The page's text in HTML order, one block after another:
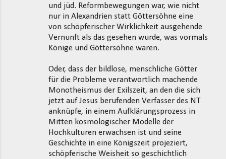
und jüd. Reformbewegungen war, wie nicht
nur in Alexandrien statt Göttersöhne eine
von schöpferischer Wirklichkeit ausgehende
Vernunft als das gesehen wurde, was vormals
Könige und Göttersöhne waren.
Oder, dass der bildlose, menschliche Götter
für die Probleme verantwortlich machende
Monotheismus der Exilszeit, an den die sich
jetzt auf Jesus berufenden Verfasser des NT
anknüpfe, in einem Aufklärungsprozess in
Mitten kosmologischer Modelle der
Hochkulturen erwachsen ist und seine
Geschichte in eine Königszeit projeziert,
schöpferische Weisheit so geschichtlich